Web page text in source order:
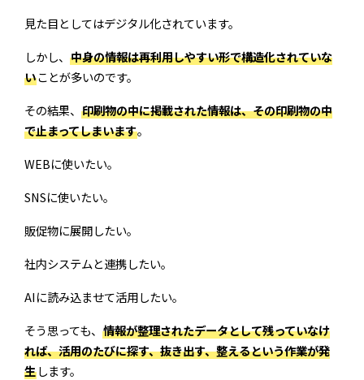
見た目としてはデジタル化されています。
しかし、 中身の情報は再利用しやすい形で構造化されていな
いことが多いのです。
その結果、 印刷物の中に掲載された情報は、その印刷物の中
で止まってしまいます。
WEBに使いたい。
SNSに使いたい。
販促物に展開したい。
社内システムと連携したい。
AIに読み込ませて活用したい。
そう思っても、 情報が整理されたデータとして残っていなけ
れば、活用のたびに探す、抜き出す、整えるという作業が発
生します。